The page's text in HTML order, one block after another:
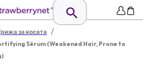
за косата /
Sérum (Weakened Hair, Prone to